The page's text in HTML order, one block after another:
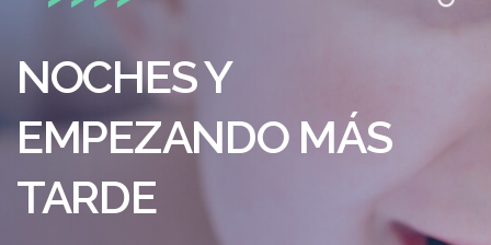
NOCHES Y
EMPEZANDO MÁS
TARDE